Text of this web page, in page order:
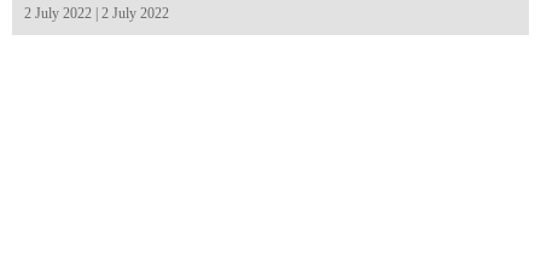
2 July 2022 | 2 July 2022